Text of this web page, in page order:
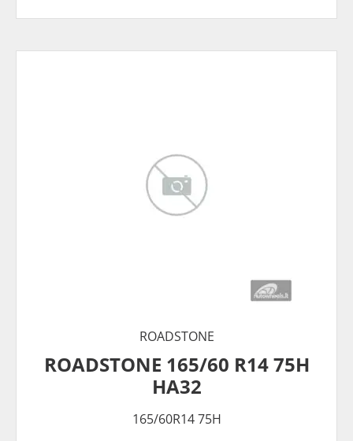
ROADSTONE
ROADSTONE 165/60 R14 75H
HA32
165/60R14 75H